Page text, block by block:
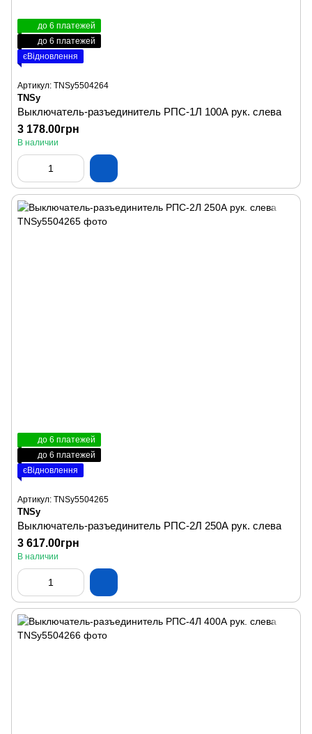
до 6 платежей
до 6 платежей
єВідновлення
Артикул: TNSy5504264
TNSy
Выключатель-разъединитель РПС-1Л 100А рук. слева
3 178.00грн
В наличии
до 6 платежей
до 6 платежей
єВідновлення
Артикул: TNSy5504265
TNSy
Выключатель-разъединитель РПС-2Л 250А рук. слева
3 617.00грн
В наличии